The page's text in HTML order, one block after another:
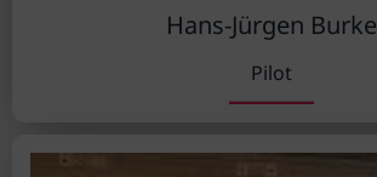
Hans-Jürgen Burke
Pilot